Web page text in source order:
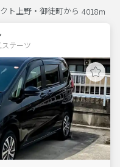
ト上野・御徒町から 4018m
テーツ